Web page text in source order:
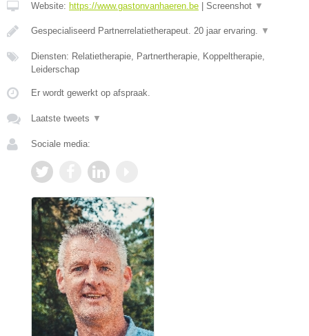
Website: https://www.gastonvanhaeren.be Screenshot ▼
Gespecialiseerd Partnerrelatietherapeut. 20 jaar ervaring. ▼
Diensten: Relatietherapie, Partnertherapie, Koppeltherapie,
Leiderschap
Er wordt gewerkt op afspraak.
Laatste tweets ▼
Sociale media: